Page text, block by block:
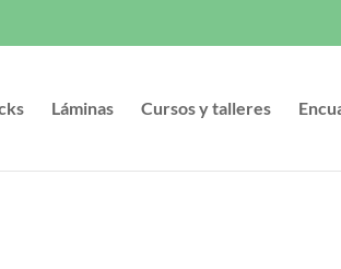
Láminas Cursos y talleres